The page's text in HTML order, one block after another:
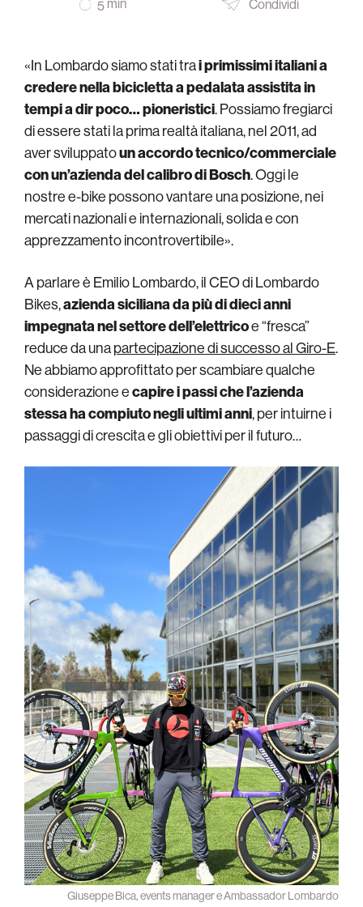
5 Condividi
«In Lombardo siamo stati trai primissimi italiani a
credere nella bicicletta a pedalata assistita in
tempi a dir poco… pioneristici. Possiamo fregiarci
di essere stati la prima realtà italiana, nel 2011, ad
aver sviluppatoun accordo tecnico/commerciale
con un’azienda del calibro di Bosch. Oggi le
nostre e-bike possono vantare una posizione, nei
mercati nazionali e internazionali, solida e con
apprezzamento incontrovertibile».
A parlare è Emilio Lombardo, il CEO di Lombardo
Bikes,azienda siciliana da più di dieci anni
impegnata nel settore dell’elettricoe “fresca”
reduce da unapartecipazione di successo al Giro-E.
Ne abbiamo approfittato per scambiare qualche
considerazione ecapire i passi che l’azienda
stessa ha compiuto negli ultimi anni, per intuirne i
passaggi di crescita e gli obiettivi per il futuro…
Giuseppe Bica, events manager e Ambassador Lombardo